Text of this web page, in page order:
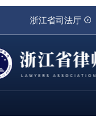
浙江省司法厅